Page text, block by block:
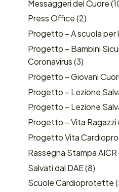
Messaggeri del Cuore
Press Office(2)
Progetto – A scuola per
Progetto – Bambini
Coronavirus(3)
Progetto – Giovani Cuori
Progetto – Lezione
Progetto – Lezione
Progetto – Vita Ragazzi
Progetto Vita
Rassegna Stampa AICR
Salvati dal DAE(8)
Scuole Cardioprotette